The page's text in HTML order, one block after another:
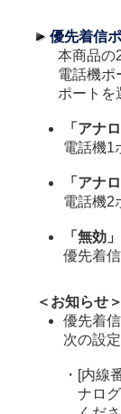
優先着信
本商品の
電話機ポ
ポートを
「アナ
電話機1
「アナ
電話機2
「無効」
優先着
＜お知らせ＞
優先着
次の設
・
[内線
ナロ